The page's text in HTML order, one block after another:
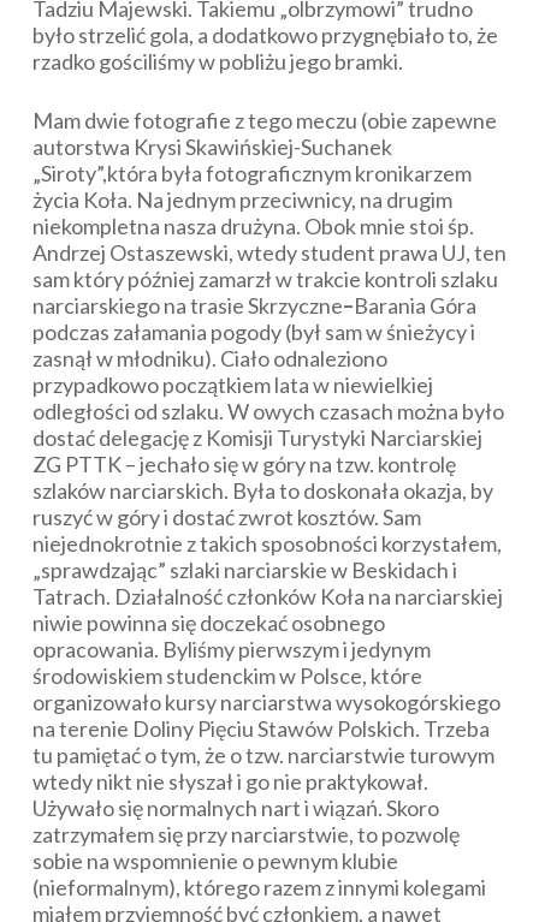
Tadziu Majewski. Takiemu „olbrzymowi” trudno
było strzelić gola, a dodatkowo przygnębiało to, że
rzadko gościliśmy w pobliżu jego bramki.
Mam dwie fotografie z tego meczu (obie zapewne
autorstwa Krysi Skawińskiej-Suchanek
„Siroty”,która była fotograficznym kronikarzem
życia Koła. Na jednym przeciwnicy, na drugim
niekompletna nasza drużyna. Obok mnie stoi śp.
Andrzej Ostaszewski, wtedy student prawa UJ, ten
sam który później zamarzł w trakcie kontroli szlaku
narciarskiego na trasie Skrzyczne–Barania Góra
podczas załamania pogody (był sam w śnieżycy i
zasnął w młodniku). Ciało odnaleziono
przypadkowo początkiem lata w niewielkiej
odległości od szlaku. W owych czasach można było
dostać delegację z Komisji Turystyki Narciarskiej
ZG PTTK – jechało się w góry na tzw. kontrolę
szlaków narciarskich. Była to doskonała okazja, by
ruszyć w góry i dostać zwrot kosztów. Sam
niejednokrotnie z takich sposobności korzystałem,
„sprawdzając” szlaki narciarskie w Beskidach i
Tatrach. Działalność członków Koła na narciarskiej
niwie powinna się doczekać osobnego
opracowania. Byliśmy pierwszym i jedynym
środowiskiem studenckim w Polsce, które
organizowało kursy narciarstwa wysokogórskiego
na terenie Doliny Pięciu Stawów Polskich. Trzeba
tu pamiętać o tym, że o tzw. narciarstwie turowym
wtedy nikt nie słyszał i go nie praktykował.
Używało się normalnych nart i wiązań. Skoro
zatrzymałem się przy narciarstwie, to pozwolę
sobie na wspomnienie o pewnym klubie
(nieformalnym), którego razem z innymi kolegami
miałem przyjemność być członkiem, a nawet